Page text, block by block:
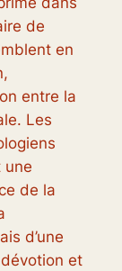
de
en
entre la
Les
une
de la
d’une
et